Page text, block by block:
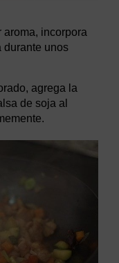
incorpora
durante unos
agrega la
de soja al